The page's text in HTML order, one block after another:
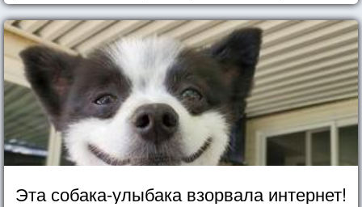
Эта собака-улыбака взорвала интернет!